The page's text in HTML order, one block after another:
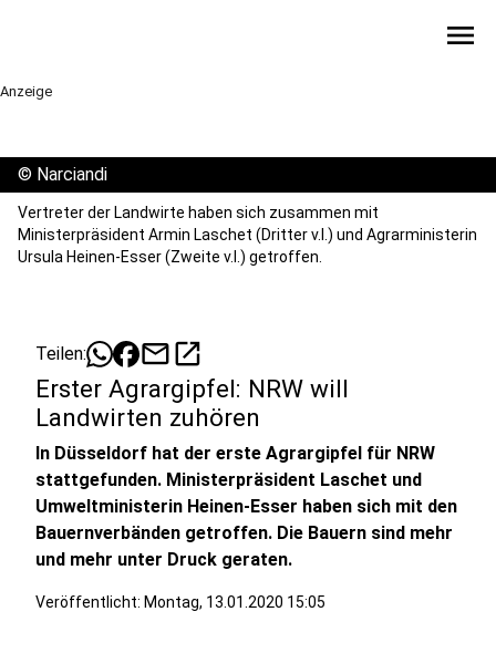
menu
Anzeige
© Narciandi
Vertreter der Landwirte haben sich zusammen mit
Ministerpräsident Armin Laschet (Dritter v.l.) und Agrarministerin
Ursula Heinen-Esser (Zweite v.l.) getroffen.
Teilen: mailopen_in_new
Erster Agrargipfel: NRW will
Landwirten zuhören
In Düsseldorf hat der erste Agrargipfel für NRW
stattgefunden. Ministerpräsident Laschet und
Umweltministerin Heinen-Esser haben sich mit den
Bauernverbänden getroffen. Die Bauern sind mehr
und mehr unter Druck geraten.
Veröffentlicht: Montag, 13.01.2020 15:05